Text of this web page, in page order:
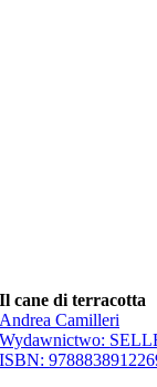
Il cane di terracotta
Andrea Camilleri
Wydawnictwo:
ISBN: